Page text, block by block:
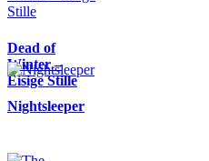
Dead of
Winter –
Eisige Stille
Nightsleeper